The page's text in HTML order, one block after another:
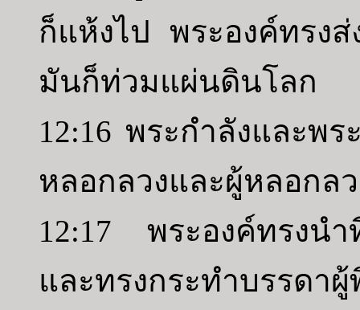
ก็แห้งไป พระองค์ทรง
มันก็ท่วมแผ่นดินโลก
12:16 พระกำลังและพ
หลอกลวงและผู้หลอกล
12:17 พระองค์ทรงน
และทรงกระทำบรรดา